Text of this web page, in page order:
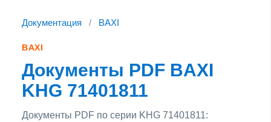
Документация / BAXI
BAXI
Документы PDF BAXI
KHG 71401811
Документы PDF по серии KHG 71401811: